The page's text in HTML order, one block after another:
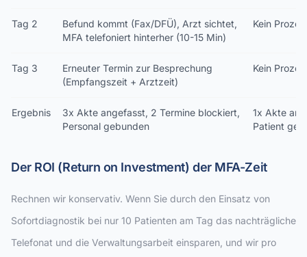
Tag 2
Befund kommt (Fax/DFÜ), Arzt sichtet,
MFA telefoniert hinterher (10-15 Min)
Kein
Tag 3
Erneuter Termin zur Besprechung
(Empfangszeit + Arztzeit)
Kein
Ergebnis
3x Akte angefasst, 2 Termine blockiert,
Personal gebunden
1x Akte
Patient
Der ROI (Return on Investment) der MFA-Zeit
Rechnen wir konservativ. Wenn Sie durch den Einsatz von
Sofortdiagnostik bei nur 10 Patienten am Tag das nachträgliche
Telefonat und die Verwaltungsarbeit einsparen, und wir pro